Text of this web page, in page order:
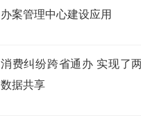
办案管理中心建设应用
消费纠纷跨省通办 实现了
数据共享